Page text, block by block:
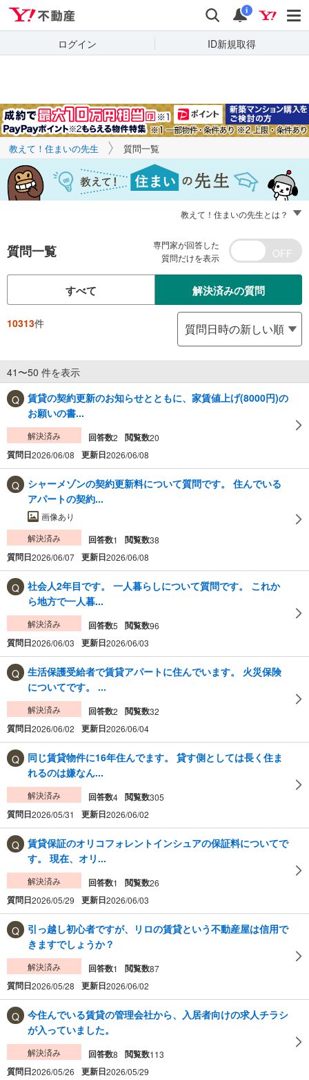
検索 通知
i
ログイン ID新規取得
キーワードで
質問を探す
教えて！住まいの先生 質問一覧
教えて！住まいの先生とは？
質問一覧
専門家が回答した
質問だけを表示
すべて 解決済みの質問
10313件
41〜50 件を表示
賃貸の契約更新のお知らせとともに、家賃値上げ(8000円)の
お願いの書...
解決済み 回答数2 閲覧数20
質問日2026/06/08 更新日2026/06/08
シャーメゾンの契約更新料について質問です。 住んでいる
アパートの契約...
画像あり
解決済み
回答数1 閲覧数38
質問日2026/06/07 更新日2026/06/08
社会人2年目です。 一人暮らしについて質問です。 これか
ら地方で一人暮...
解決済み 回答数5 閲覧数96
質問日2026/06/03 更新日2026/06/03
生活保護受給者で賃貸アパートに住んでいます。 火災保険
についてです。 ...
解決済み 回答数2 閲覧数32
質問日2026/06/02 更新日2026/06/04
同じ賃貸物件に16年住んでます。 貸す側としては長く住ま
れるのは嫌なん...
解決済み 回答数4 閲覧数305
質問日2026/05/31 更新日2026/06/02
賃貸保証のオリコフォレントインシュアの保証料についてで
す。 現在、オリ...
解決済み 回答数1 閲覧数26
質問日2026/05/29 更新日2026/06/03
引っ越し初心者ですが、リロの賃貸という不動産屋は信用で
きますでしょうか？
解決済み 回答数1 閲覧数87
質問日2026/05/28 更新日2026/06/02
今住んでいる賃貸の管理会社から、入居者向けの求人チラシ
が入っていました。
解決済み 回答数8 閲覧数113
質問日2026/05/26 更新日2026/05/29